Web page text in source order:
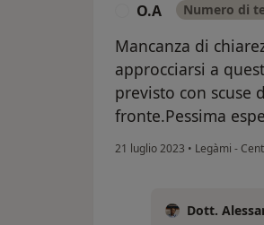
O.A Numero di
Mancanza di
approcciarsi a
previsto con scuse
fronte.Pessima
21 luglio 2023 • Legàmi -
Dott.